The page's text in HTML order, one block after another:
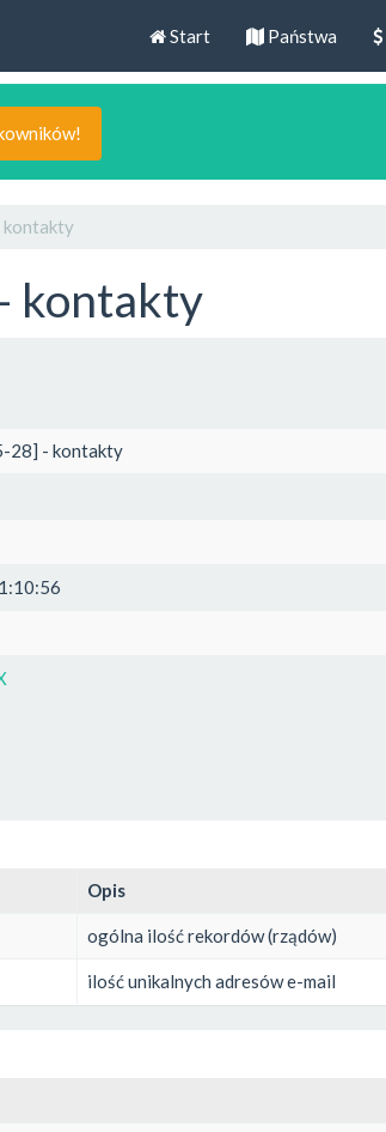
Start Państwa
kontakty
28] - kontakty
Opis
ogólna ilość rekordów (rządów)
ilość unikalnych adresów e-mail